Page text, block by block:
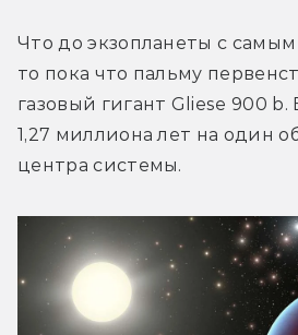
Что до экзопланеты с
то пока что пальму
газовый гигант Gliese 900 b.
1,27 миллиона лет на один
центра системы.